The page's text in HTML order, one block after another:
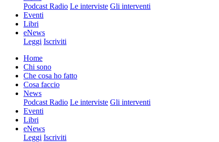
Podcast Radio Le interviste Gli interventi
Eventi
Libri
eNews
Leggi Iscriviti
Home
Chi sono
Che cosa ho fatto
Cosa faccio
News
Podcast Radio Le interviste Gli interventi
Eventi
Libri
eNews
Leggi Iscriviti